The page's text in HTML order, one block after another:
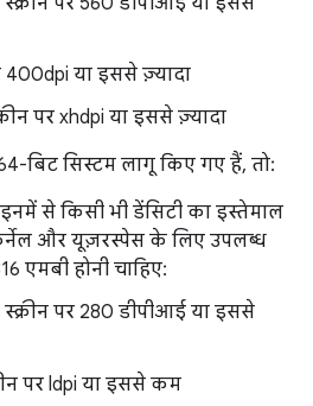
400dpi या इससे ज़्यादा
पर xhdpi या इससे ज़्यादा
बिट सिस्टम लागू किए गए हैं, तो:
से किसी भी डेंसिटी का इस्तेमाल
और यूज़रस्पेस के लिए उपलब्ध
एमबी होनी चाहिए:
स्क्रीन पर 280 डीपीआई या इससे
पर ldpi या इससे कम